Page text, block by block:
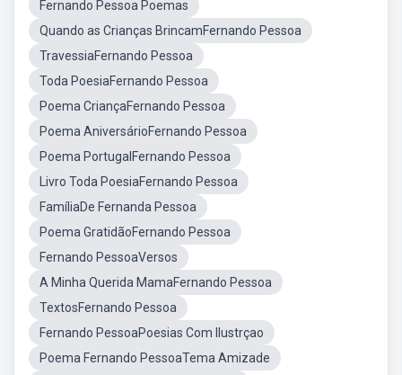
Fernando Pessoa Poemas
Quando as Crianças BrincamFernando Pessoa
TravessiaFernando Pessoa
Toda PoesiaFernando Pessoa
Poema CriançaFernando Pessoa
Poema AniversárioFernando Pessoa
Poema PortugalFernando Pessoa
Livro Toda PoesiaFernando Pessoa
FamíliaDe Fernanda Pessoa
Poema GratidãoFernando Pessoa
Fernando PessoaVersos
A Minha Querida MamaFernando Pessoa
TextosFernando Pessoa
Fernando PessoaPoesias Com Ilustrçao
Poema Fernando PessoaTema Amizade